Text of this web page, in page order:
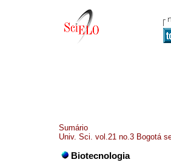
Sumário
Univ. Sci. vol.21 no.3 Bogotá
Biotecnologia